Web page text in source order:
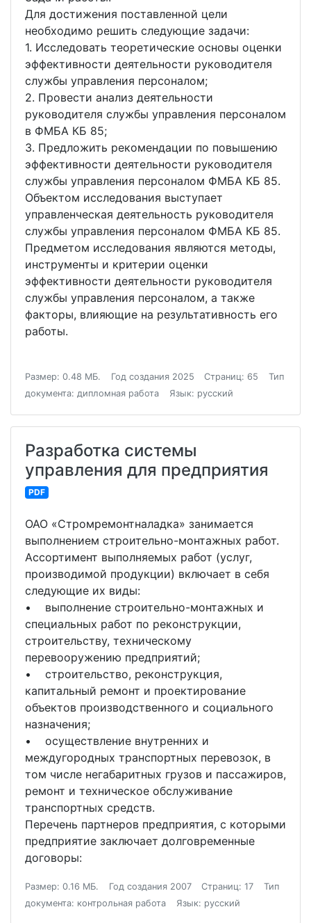
Для достижения поставленной цели
необходимо решить следующие задачи:
1. Исследовать теоретические основы оценки
эффективности деятельности руководителя
службы управления персоналом;
2. Провести анализ деятельности
руководителя службы управления персоналом
в ФМБА КБ 85;
3. Предложить рекомендации по повышению
эффективности деятельности руководителя
службы управления персоналом ФМБА КБ 85.
Объектом исследования выступает
управленческая деятельность руководителя
службы управления персоналом ФМБА КБ 85.
Предметом исследования являются методы,
инструменты и критерии оценки
эффективности деятельности руководителя
службы управления персоналом, а также
факторы, влияющие на результативность его
работы.
Размер: 0.48 МБ. Год создания 2025 Страниц: 65
Тип
документа: дипломная работа
Язык: русский
Разработка системы
управления для предприятия
PDF
ОАО «Стромремонтналадка» занимается
выполнением строительно-монтажных работ.
Ассортимент выполняемых работ (услуг,
производимой продукции) включает в себя
следующие их виды:
• выполнение строительно-монтажных и
специальных работ по реконструкции,
строительству, техническому
перевооружению предприятий;
• строительство, реконструкция,
капитальный ремонт и проектирование
объектов производственного и социального
назначения;
• осуществление внутренних и
междугородных транспортных перевозок, в
том числе негабаритных грузов и пассажиров,
ремонт и техническое обслуживание
транспортных средств.
Перечень партнеров предприятия, с которыми
предприятие заключает долговременные
договоры:
Размер: 0.16 МБ. Год создания 2007 Страниц: 17
Тип
документа: контрольная работа
Язык: русский